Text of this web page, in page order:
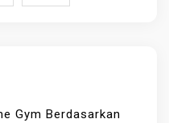
Gym Berdasarkan